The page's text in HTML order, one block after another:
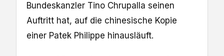
Bundeskanzler Tino Chrupalla seinen
Auftritt hat, auf die chinesische Kopie
einer Patek Philippe hinausläuft.